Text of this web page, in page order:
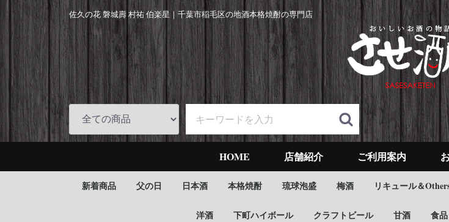
佐久の花 磐城壽 村祐 伯楽星｜ 千葉市稲毛区の地酒本格焼酎の専門店
HOME 店舗紹介 ご利用案内
新着商品 父の日 日本酒 本格焼酎 琉球泡盛 梅酒 リキュール＆
洋酒 下町ハイボール クラフトビール 甘酒 食品